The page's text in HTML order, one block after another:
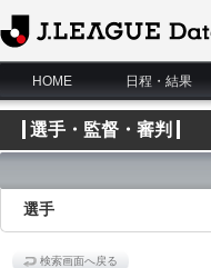
J.League Data Site
HOME
日程・結果
選手・監督・審判
選手
検索画面へ戻る